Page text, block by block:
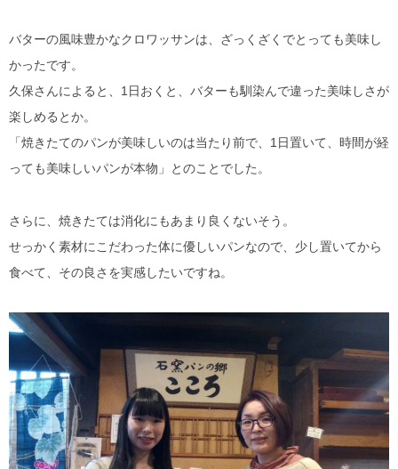
バターの風味豊かなクロワッサンは、ざっくざくでとっても美味し
かったです。
久保さんによると、1日おくと、バターも馴染んで違った美味しさが
楽しめるとか。
「焼きたてのパンが美味しいのは当たり前で、1日置いて、時間が経
っても美味しいパンが本物」とのことでした。
さらに、焼きたては消化にもあまり良くないそう。
せっかく素材にこだわった体に優しいパンなので、少し置いてから
食べて、その良さを実感したいですね。